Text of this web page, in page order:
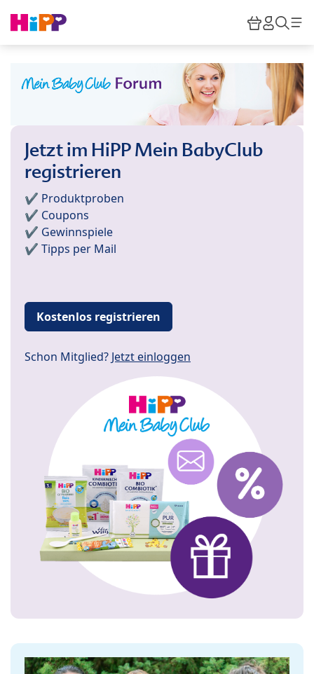
HiPP
Jetzt im HiPP Mein BabyClub
registrieren
✔️ Produktproben
✔️ Coupons
✔️ Gewinnspiele
✔️ Tipps per Mail
Kostenlos registrieren
Schon Mitglied? Jetzt einloggen